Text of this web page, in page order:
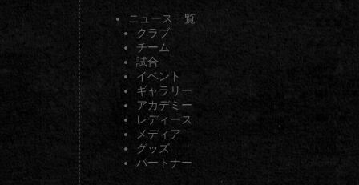
ニュース一覧
クラブ
チーム
試合
イベント
ギャラリー
アカデミー
レディース
メディア
グッズ
パートナー